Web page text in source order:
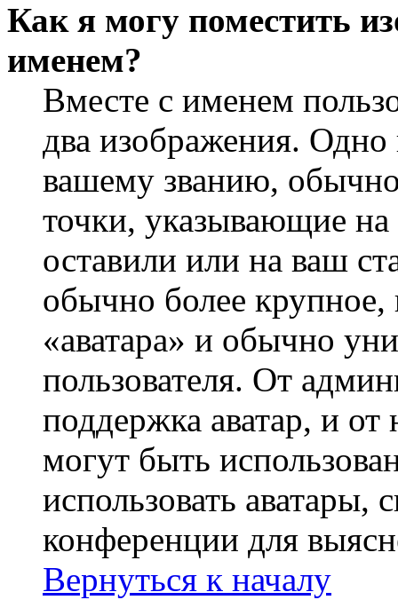
Как я могу поместить
именем?
Вместе с именем
два изображения.
вашему званию, обычно
точки, указывающие
оставили или на ваш
обычно более крупное,
«аватара» и обычно
пользователя. От
поддержка аватар, и от
могут быть
использовать аватары,
конференции для
Вернуться к началу